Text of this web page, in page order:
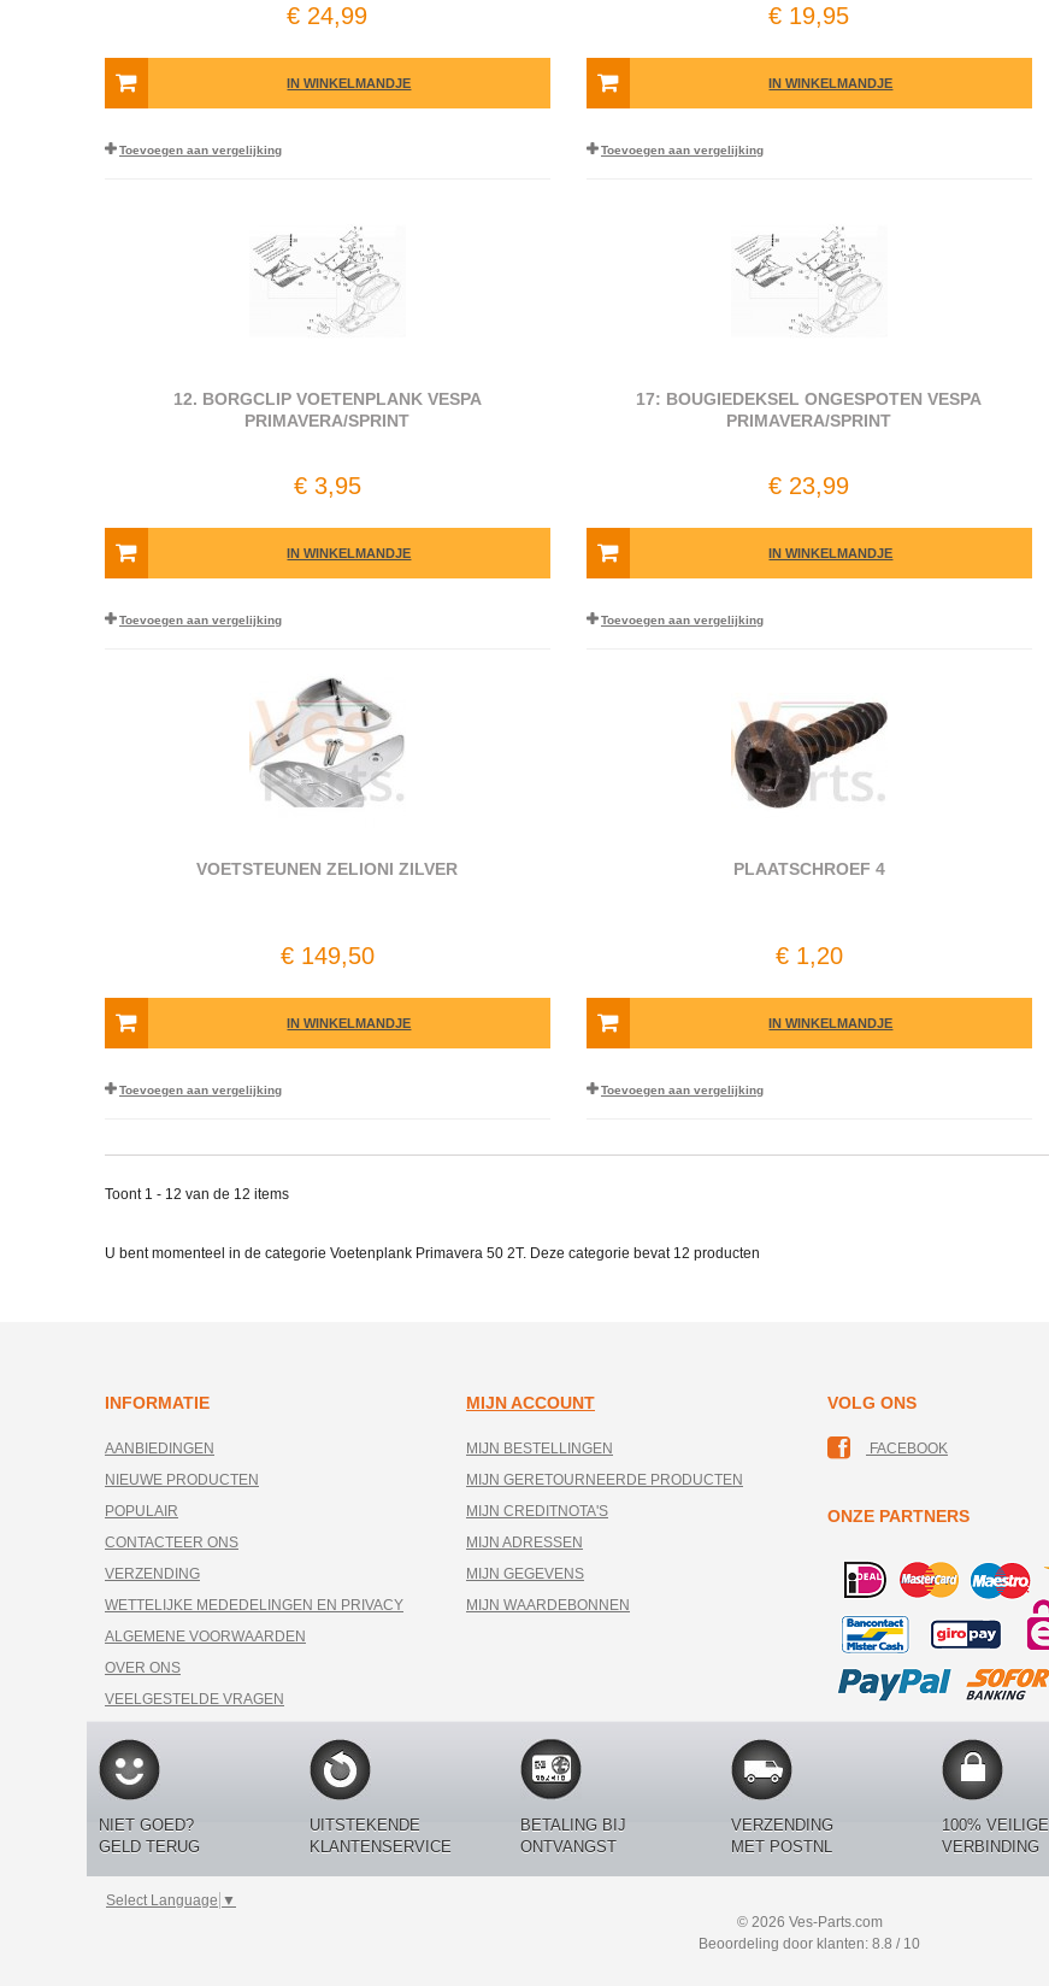
€ 24,99
IN WINKELMANDJE
Toevoegen aan vergelijking
€ 19,95
IN WINKELMANDJE
Toevoegen aan vergelijking
12. BORGCLIP VOETENPLANK VESPA
PRIMAVERA/SPRINT
€ 3,95
IN WINKELMANDJE
Toevoegen aan vergelijking
17: BOUGIEDEKSEL ONGESPOTEN VESPA
PRIMAVERA/SPRINT
€ 23,99
IN WINKELMANDJE
Toevoegen aan vergelijking
VOETSTEUNEN ZELIONI ZILVER
€ 149,50
IN WINKELMANDJE
Toevoegen aan vergelijking
PLAATSCHROEF 4
€ 1,20
IN WINKELMANDJE
Toevoegen aan vergelijking
Toont 1 - 12 van de 12 items
U bent momenteel in de categorie Voetenplank Primavera 50 2T. Deze categorie bevat 12 producten
INFORMATIE
AANBIEDINGEN
NIEUWE PRODUCTEN
POPULAIR
CONTACTEER ONS
VERZENDING
WETTELIJKE MEDEDELINGEN EN PRIVACY
ALGEMENE VOORWAARDEN
OVER ONS
VEELGESTELDE VRAGEN
MIJN ACCOUNT
MIJN BESTELLINGEN
MIJN GERETOURNEERDE PRODUCTEN
MIJN CREDITNOTA'S
MIJN ADRESSEN
MIJN GEGEVENS
MIJN WAARDEBONNEN
VOLG ONS
FACEBOOK
ONZE PARTNERS
NIET GOED?
GELD TERUG
UITSTEKENDE
KLANTENSERVICE
BETALING BIJ
ONTVANGST
VERZENDING
MET POSTNL
100% VEILIGE
VERBINDING
Select Language ▼
© 2026 Ves-Parts.com
Beoordeling door klanten: 8.8 / 10